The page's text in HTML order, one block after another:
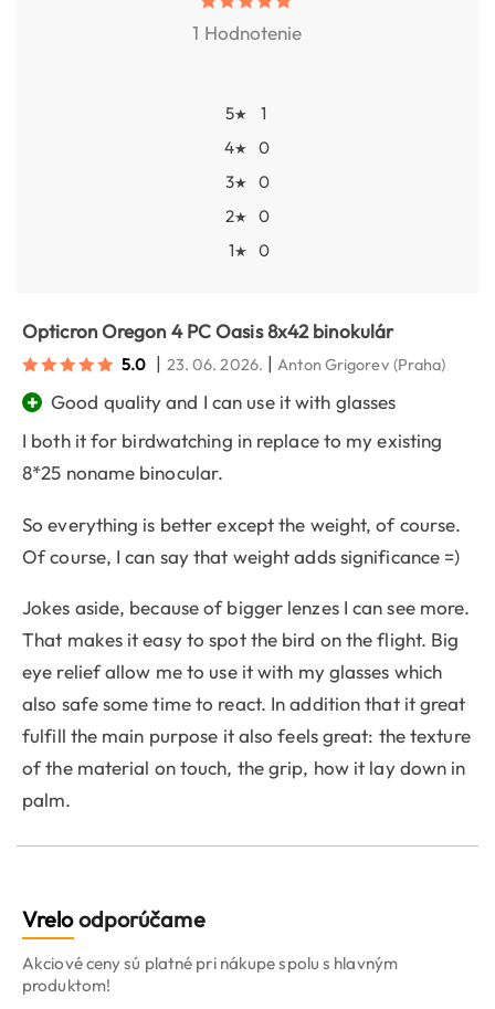
1 Hodnotenie
5★
1
4★
0
3★
0
2★
0
1★ 0
Opticron Oregon 4 PC Oasis 8x42 binokulár
5.0 | 23. 06. 2026. |Anton Grigorev (Praha)
+ Good quality and I can use it with glasses
I both it for birdwatching in replace to my existing
8*25 noname binocular.
So everything is better except the weight, of course.
Of course, I can say that weight adds significance =)
Jokes aside, because of bigger lenzes I can see more.
That makes it easy to spot the bird on the flight. Big
eye relief allow me to use it with my glasses which
also safe some time to react. In addition that it great
fulfill the main purpose it also feels great: the texture
of the material on touch, the grip, how it lay down in
palm.
Vreloodporúčame
Akciové ceny sú platné pri nákupe spolu s hlavným
produktom!